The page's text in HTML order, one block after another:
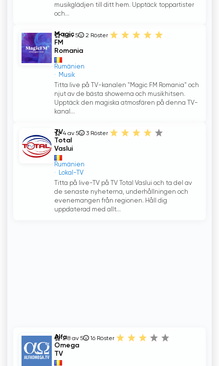
musikglädjen till ditt hem. Upptäck toppartister
och...
Magic
FM
Romania
Rumänien
Musik
5 av 5 2 Röster
Titta live på TV-kanalen "Magic FM Romania" och
njut av de bästa showerna och musikhitsen.
Upptäck den magiska atmosfären på denna TV-
kanal...
TV
Total
Vaslui
Rumänien
Lokal-TV
4 av 5 3 Röster
Titta på live-TV på TV Total Vaslui och ta del av
de senaste nyheterna, underhållningen och
evenemangen från regionen. Håll dig
uppdaterad med allt...
Alfa
Omega
TV
2.8 av 5 16 Röster